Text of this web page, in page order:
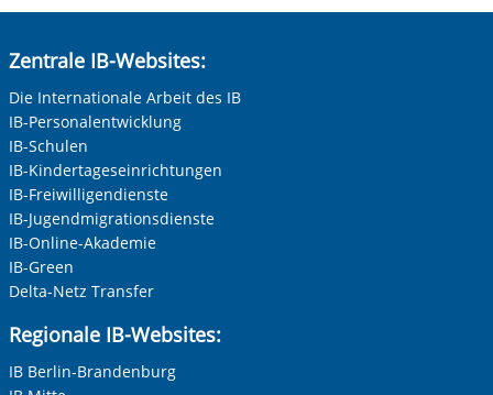
Zentrale IB-Websites:
Die Internationale Arbeit des IB
IB-Personalentwicklung
IB-Schulen
IB-Kindertageseinrichtungen
IB-Freiwilligendienste
IB-Jugendmigrationsdienste
IB-Online-Akademie
IB-Green
Delta-Netz Transfer
Regionale IB-Websites:
IB Berlin-Brandenburg